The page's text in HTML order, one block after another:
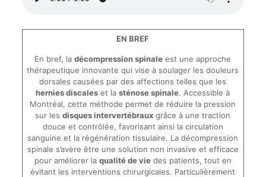
EN BREF
En bref, ladécompression spinale est une approche
thérapeutique innovante qui vise à soulager les douleurs
dorsales causées par des affections telles que les
hernies discales et lasténose spinale. Accessible à
Montréal, cette méthode permet de réduire la pression
sur lesdisques intervertébraux grâce à une traction
douce et contrôlée, favorisant ainsi la circulation
sanguine et la régénération tissulaire. La décompression
spinale s’avère être une solution non invasive et efficace
pour améliorer la qualité de viedes patients, tout en
évitant les interventions chirurgicales. Particulièrement